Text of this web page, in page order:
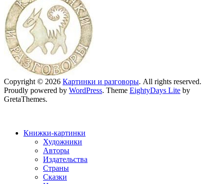
Copyright © 2026 Картинки и разговоры. All rights reserved.
Proudly powered by WordPress. Theme EightyDays Lite by
GretaThemes.
Книжки-картинки
Художники
Авторы
Издательства
Страны
Сказки